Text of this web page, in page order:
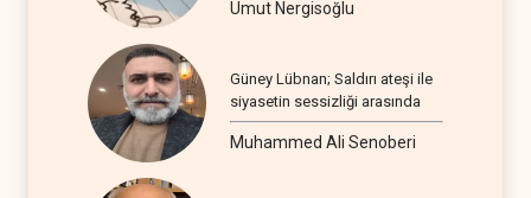
Umut Nergisoğlu
Güney Lübnan; Saldırı ateşi ile
siyasetin sessizliği arasında
Muhammed Ali Senoberi